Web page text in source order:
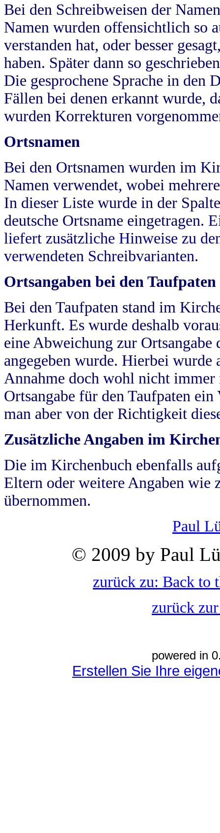
Bei den Schreibweisen der
Namen wurden offensichtlich so
verstanden hat, oder besser
haben. Später dann so
Die gesprochene Sprache in
Fällen bei denen erkannt wurde,
wurden Korrekturen
Ortsnamen
Bei den Ortsnamen wurden im
Namen verwendet, wobei
In dieser Liste wurde in der
deutsche Ortsname eingetragen.
liefert zusätzliche Hinweise zu
verwendeten Schreibvarianten.
Ortsangaben bei den Taufpaten
Bei den Taufpaten stand im
Herkunft. Es wurde deshalb
eine Abweichung zur
angegeben wurde. Hierbei wurde
Annahme doch wohl nicht
Ortsangabe für den Taufpaten
man aber von der Richtigkeit
Zusätzliche Angaben im
Die im Kirchenbuch ebenfalls
Eltern oder weitere Angaben wie
übernommen.
Paul
© 2009 by Paul
zurück zu: Back to
zurück
powered in
Erstellen Sie Ihre